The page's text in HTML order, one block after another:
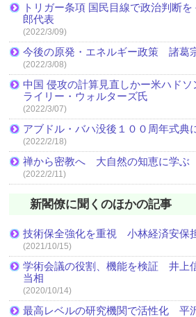
トリガー条項 国民目線で政治判断
郎代表
(2022/3/09)
今後の原発・エネルギー政策 諸葛
(2022/3/08)
中国 侵攻の計算見直しかー米ハド
ライリー・ウォルターズ氏
(2022/3/07)
アブドル・バハ没後１００周年式典
(2022/2/18)
禅から密教へ 大自然の知恵に学ぶ
(2022/2/11)
新閣僚に聞くのほかの記事
技術保全強化を重視 小林経済安保
(2021/10/15)
学術会議の役割、機能を検証 井上
当相
(2020/10/14)
最高レベルの研究機関で活性化 平